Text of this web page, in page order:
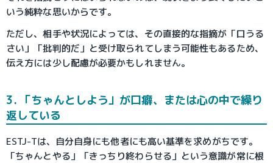
いう純粋な思いからです。
ただし、相手や状況によっては、その直接的な指摘が「口うる
さい」「批判的だ」と受け取られてしまう可能性もあるため、
伝え方には少し配慮が必要かもしれません。
3. 「ちゃんとしよう」が口癖、または心の中で繰り
返している
ESTJ-Tは、自分自身にも他者にも高い基準を求めがちです。
「ちゃんとやる」「きっちり終わらせる」という意識が常に根